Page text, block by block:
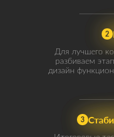
2
Для лучшего
разбиваем
дизайн
3